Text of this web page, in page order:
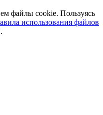
файлы cookie. Пользуясь
использования файлов